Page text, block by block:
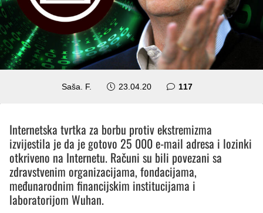
Saša. F. 23.04.20 117komentara
Internetska tvrtka za borbu protiv ekstremizma
izvijestila je da je gotovo 25 000 e-mail adresa i lozinki
otkriveno na Internetu. Računi su bili povezani sa
zdravstvenim organizacijama, fondacijama,
međunarodnim financijskim institucijama i
laboratorijom Wuhan.